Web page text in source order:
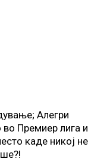
Алегри
во Премиер лига и
каде никој не